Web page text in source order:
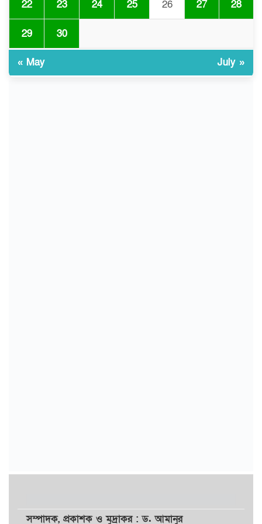
গঠিত হলো উচ্চপর্যায়ের কমিটি
৯
ভেঙে পড়ল বাজার/৪০০ টাকা
কেজি দাম কে ধরে রেখেছিল?
22 23 24 25 26 27 28
29 30
« May July »
সম্পাদক, প্রকাশকওমুদ্রাকর: ড. আমানুর